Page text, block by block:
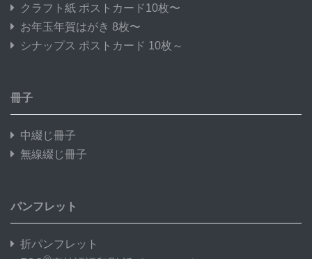
クラフト紙 ポストカード10枚〜
お年玉年賀はがき 8枚〜
シナップス ポストカード 10枚～
冊子
中綴じ冊子
無線綴じ冊子
パンフレット
折パンフレット